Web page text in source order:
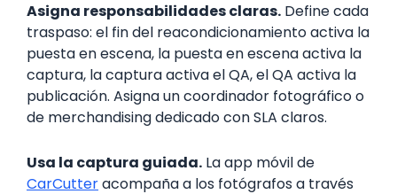
Asigna responsabilidades claras. Define cada
traspaso: el fin del reacondicionamiento activa la
puesta en escena, la puesta en escena activa la
captura, la captura activa el QA, el QA activa la
publicación. Asigna un coordinador fotográfico o
de merchandising dedicado con SLA claros.
Usa la captura guiada. La app móvil de
CarCutteracompaña a los fotógrafos a través